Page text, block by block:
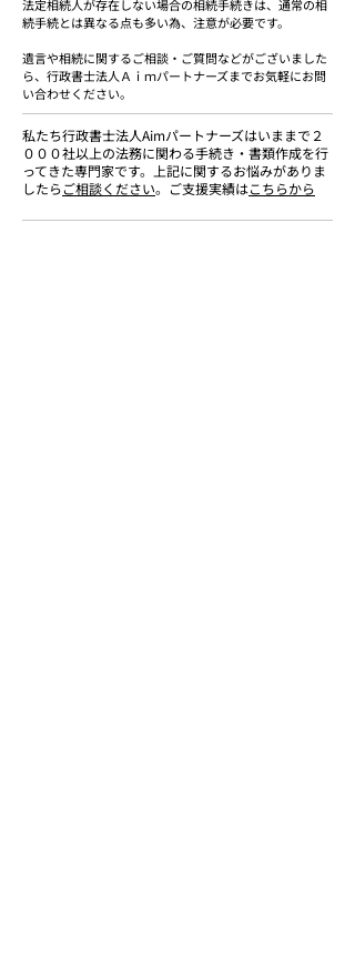
法定相続人が存在しない場合の相続手続きは、通常の相
続手続とは異なる点も多い為、注意が必要です。
遺言や相続に関するご相談・ご質問などがございました
ら、行政書士法人Ａｉｍパートナーズまでお気軽にお問
い合わせください。
私たち行政書士法人Aimパートナーズはいままで２
０００社以上の法務に関わる手続き・書類作成を行
ってきた専門家です。上記に関するお悩みがありま
したらご相談ください。ご支援実績はこちらから